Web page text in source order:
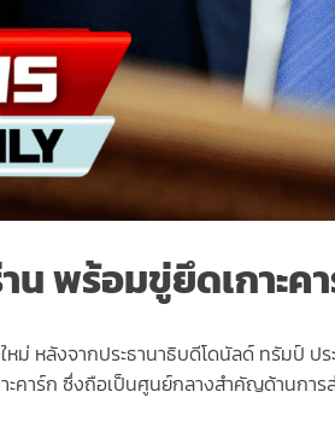
พร้อมขู่ยึดเกาะค
ม่ หลังจากประธานาธิบดีโดนัลด์ ทรัมป์
คาร์ก ซึ่งถือเป็นศูนย์กลางสำคัญด้านการ